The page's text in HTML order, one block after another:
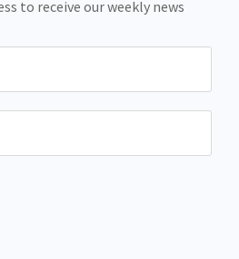
to receive our weekly news